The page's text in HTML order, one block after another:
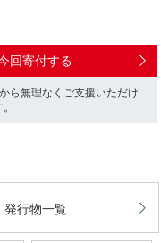
回寄付する
ら無理なくご支援いただけ
発行物一覧